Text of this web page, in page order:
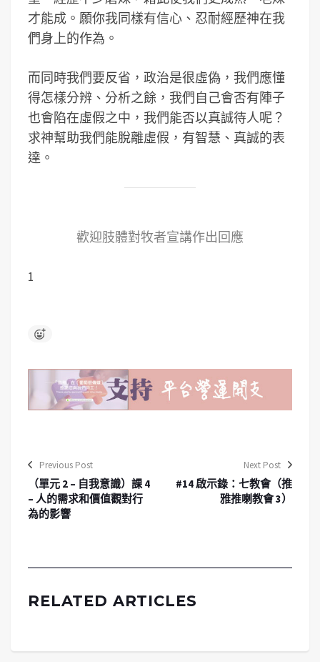
才能成。願你我同樣有信心、忍耐經歷神在我
們身上的作為。
而同時我們要反省，政治是很虛偽，我們應懂
得怎樣分辨、分析之餘，我們自己會否有陣子
也會陷在虛假之中，我們能否以真誠待人呢？
求神幫助我們能脫離虛假，有智慧、真誠的表
達。
歡迎肢體對牧者宣講作出回應
1
Previous Post
（單元 2 – 自我意識）課 4
– 人的需求和價值觀對行
為的影響
Next Post
#14 啟示錄：七教會（推
雅推喇教會 3）
RELATED ARTICLES